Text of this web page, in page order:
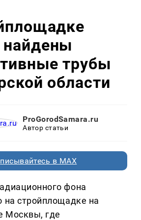
трубы
области
ProGorodSamara.ru
Автор статьи
в MAX
фона
на стройплощадке на
Москвы, где